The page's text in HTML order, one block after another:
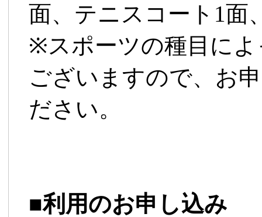
面、テニスコート1面
※スポーツの種目に
ございますので、お
ださい。
■利用のお申し込み